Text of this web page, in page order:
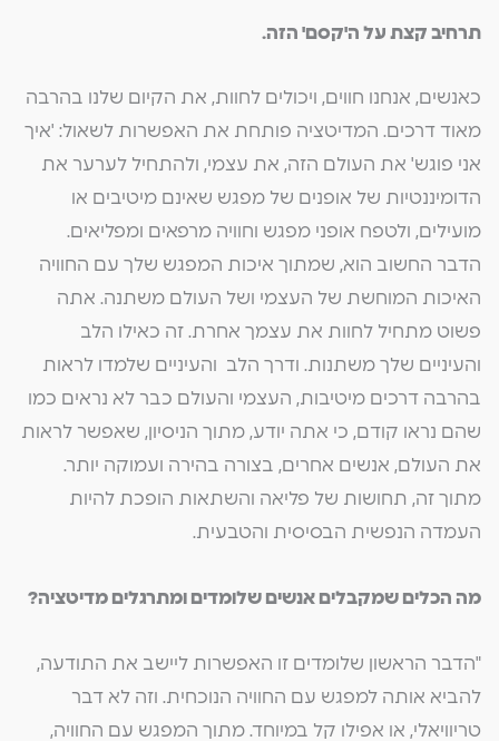
תרחיב קצת על ה'קסם' הזה.
כאנשים, אנחנו חווים, ויכולים לחוות, את הקיום שלנו בהרבה
מאוד דרכים. המדיטציה פותחת את האפשרות לשאול: 'איך
אני פוגש' את העולם הזה, את עצמי, ולהתחיל לערער את
הדומיננטיות של אופנים של מפגש שאינם מיטיבים או
מועילים, ולטפח אופני מפגש וחוויה מרפאים ומפליאים.
הדבר החשוב הוא, שמתוך איכות המפגש שלך עם החוויה
האיכות המוחשת של העצמי ושל העולם משתנה. אתה
פשוט מתחיל לחוות את עצמך אחרת. זה כאילו הלב
והעיניים שלך משתנות. ודרך הלב והעיניים שלמדו לראות
בהרבה דרכים מיטיבות, העצמי והעולם כבר לא נראים כמו
שהם נראו קודם, כי אתה יודע, מתוך הניסיון, שאפשר לראות
את העולם, אנשים אחרים, בצורה בהירה ועמוקה יותר.
מתוך זה, תחושות של פליאה והשתאות הופכת להיות
העמדה הנפשית הבסיסית והטבעית.
מה הכלים שמקבלים אנשים שלומדים ומתרגלים מדיטציה?
"הדבר הראשון שלומדים זו האפשרות ליישב את התודעה,
להביא אותה למפגש עם החוויה הנוכחית. וזה לא דבר
טריוויאלי, או אפילו קל במיוחד. מתוך המפגש עם החוויה,